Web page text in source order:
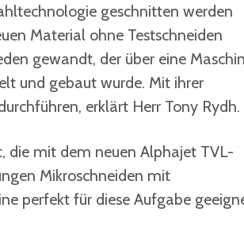
geschnitten werden
Material ohne Testschneiden
gewandt, der über eine
und gebaut wurde. Mit ihrer
erklärt Herr Tony Rydh.
die mit dem neuen Alphajet TVL-
Mikroschneiden mit
perfekt für diese Aufgabe